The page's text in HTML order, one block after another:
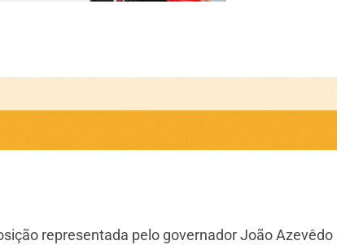
representada pelo governador João